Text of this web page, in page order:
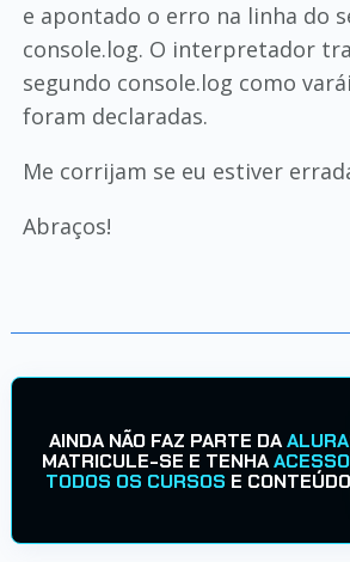
e apontado o erro na linha do
console.log. O interpretador
segundo console.log como
foram declaradas.
Me corrijam se eu estiver
Abraços!
AINDA NÃO FAZ PARTE DAALURA
MATRICULE-SE E TENHA
TODOS OS CURSOS E